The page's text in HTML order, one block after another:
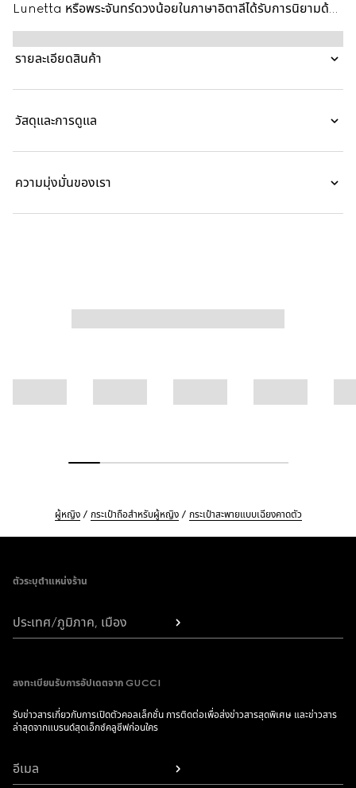
Lunetta หรือพระจันทร์ดวงน้อยในภาษาอิตาลีได้รับการนิยามด้วย
รูปทรงพระจันทร์เสี้ยวและสไตล์แบบยูนิเซ็กส์ สไตล์นี้รังสรรค์ด้วย
ผ้าแคนวาส GG และสามารถสะพายข้างด้วยสายแบบถอดออกได้
หรือสะพายไหล่ก็ได้
รายละเอียดสินค้า
วัสดุและการดูแล
ความมุ่งมั่นของเรา
ผู้หญิง กระเป๋าถือสำหรับผู้หญิง กระเป๋าสะพายแบบเฉียงคาดตัว
ตัวระบุตำแหน่งร้าน
ประเทศ/ภูมิภาค, เมือง
ลงทะเบียนรับการอัปเดตจาก GUCCI
รับข่าวสารเกี่ยวกับการเปิดตัวคอลเล็กชั่น การติดต่อเพื่อส่งข่าวสารสุดพิเศษ และข่าวสาร
ล่าสุดจากแบรนด์สุดเอ็กซ์คลูซีฟก่อนใคร
อีเมล